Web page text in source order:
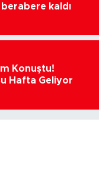
berabere kaldı
Konuştu!
Hafta Geliyor